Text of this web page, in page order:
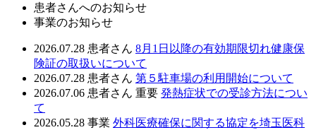
患者さんへのお知らせ
事業のお知らせ
2026.07.28 患者さん 8月1日以降の有効期限切れ健康保
険証の取扱いについて
2026.07.28 患者さん 第５駐車場の利用開始について
2026.07.06 患者さん 重要 発熱症状での受診方法につい
て
2026.05.28 事業 外科医療確保に関する協定を埼玉医科